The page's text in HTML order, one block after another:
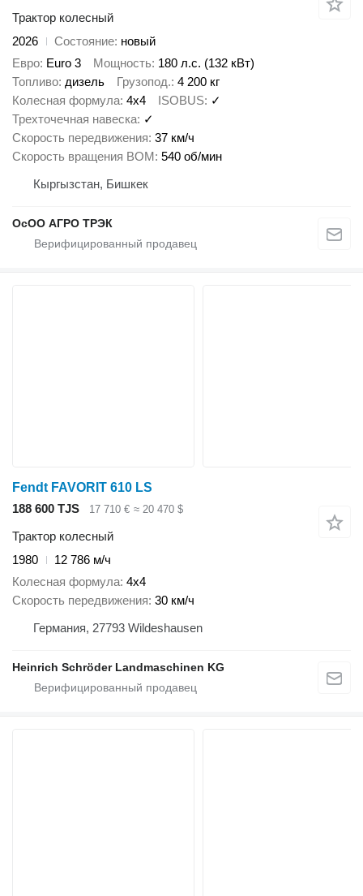
Трактор колесный
2026
Состояние новый
Евро Euro 3 Мощность 180 л.с. (132 кВт)
Топливо дизель Грузопод. 4 200 кг
Колесная формула 4x4 ISOBUS ✓
Трехточечная навеска ✓
Скорость передвижения 37 км/ч
Скорость вращения ВОМ 540 об/мин
Кыргызстан, Бишкек
ОсОО АГРО ТРЭК
Fendt FAVORIT 610 LS
188 600 TJS
17 710 € ≈ 20 470 $
Трактор колесный
1980
12 786 м/ч
Колесная формула 4x4
Скорость передвижения 30 км/ч
Германия, 27793 Wildeshausen
Heinrich Schröder Landmaschinen KG